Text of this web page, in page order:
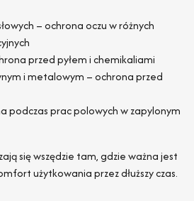
– ochrona oczu w różnych
przed pyłem i chemikaliami
i metalowym – ochrona przed
podczas prac polowych w zapylonym
się wszędzie tam, gdzie ważna jest
użytkowania przez dłuższy czas.